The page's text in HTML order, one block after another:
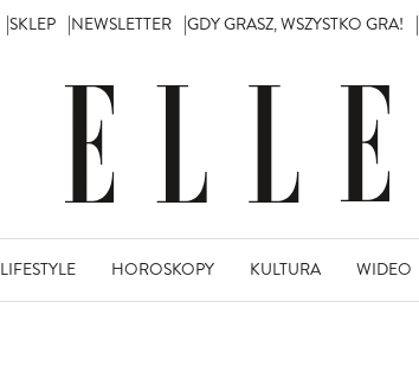
SKLEP NEWSLETTER GDY GRASZ, WSZYSTKO GRA!
LIFESTYLE HOROSKOPY KULTURA WIDEO